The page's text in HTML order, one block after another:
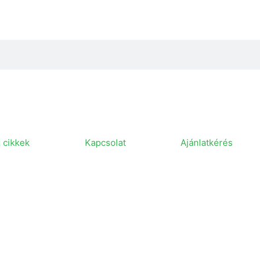
cikkek Kapcsolat Ajánlatkérés